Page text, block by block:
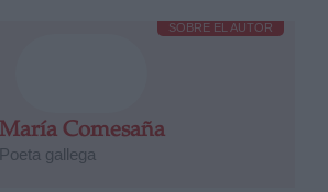
SOBRE EL AUTOR
María Comesaña
Poeta gallega